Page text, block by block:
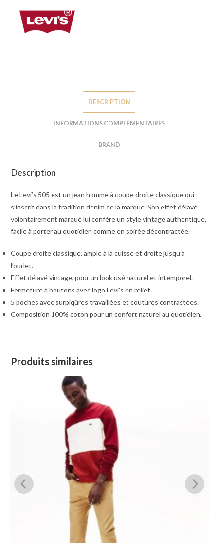
DESCRIPTION
INFORMATIONS COMPLÉMENTAIRES
BRAND
Description
Le Levi’s 505 est un jean homme à coupe droite classique qui
s’inscrit dans la tradition denim de la marque. Son effet délavé
volontairement marqué lui confère un style vintage authentique,
facile à porter au quotidien comme en soirée décontractée.
Coupe droite classique, ample à la cuisse et droite jusqu’à
l’ourlet.
Effet délavé vintage, pour un look usé naturel et intemporel.
Fermeture à boutons avec logo Levi’s en relief.
5 poches avec surpiqûres travaillées et coutures contrastées.
Composition 100% coton pour un confort naturel au quotidien.
Produits similaires